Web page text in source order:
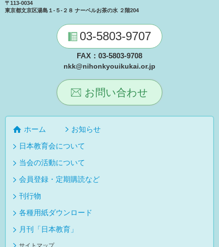
〒113-0034
東京都文京区湯島１-５-２８ ナーベルお茶の水 ２階204
03-5803-9707
FAX：03-5803-9708
nkk@nihonkyouikukai.or.jp
お問い合わせ
ホーム
お知らせ
日本教育会について
当会の活動について
会員登録・定期購読など
刊行物
各種用紙ダウンロード
月刊「日本教育」
サイトマップ